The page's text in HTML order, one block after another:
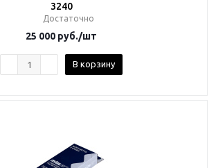
3240
Достаточно
25 000 руб./шт
В корзину